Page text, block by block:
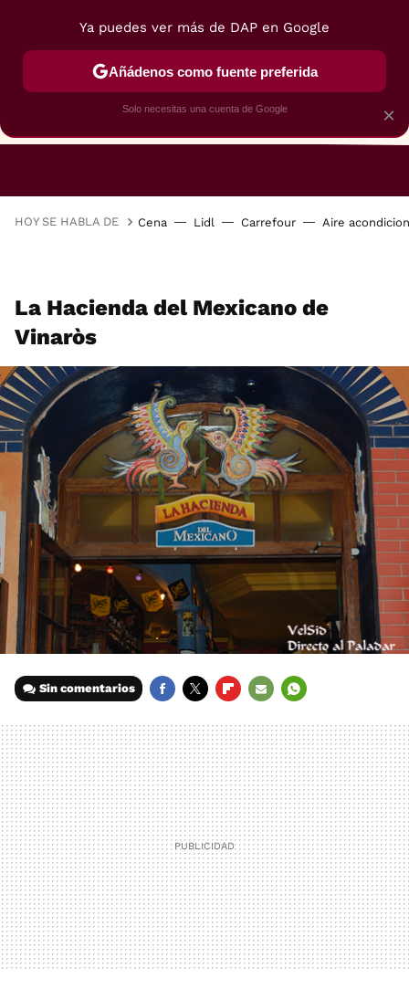
RESTAURANTES GASTROGUÍA
HOY SE HABLA DE Cena Lidl Carrefour Aire
La Hacienda del Mexicano de
Vinaròs
Sin comentarios
MAIL
×
Ya puedes ver más de DAP en Google
Añádenos como fuente preferida
Solo necesitas una cuenta de Google